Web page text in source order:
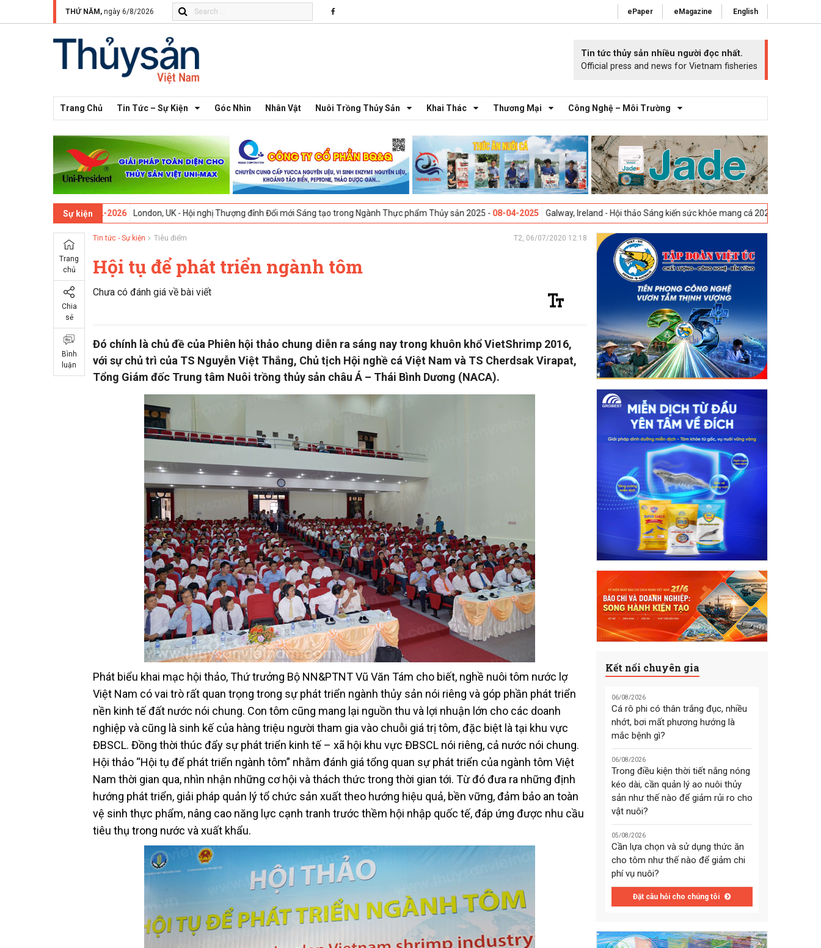
THỨ NĂM, ngày 6/8/2026 ePaper eMagazine English
Tin tức thủy sản nhiều người đọc nhất.
Official press and news for Vietnam fisheries
Trang Chủ Tin Tức – Sự Kiện Góc Nhìn Nhân Vật Nuôi Trồng Thủy Sản Khai Thác Thương Mại Công Nghệ – Môi Trường
Sự kiện
09-02-2026 London, UK - Hội nghị Thượng đỉnh Đổi mới Sáng tạo trong Ngành Thực phẩm Thủy sản 2025 -08-04-2025 Galway, Ireland - Hội thảo Sáng kiến sức khỏe mang cá 2025 -23-04-2025
Trang
chủ
Chia
sẻ
Bình
luận
Tin tức - Sự kiện Tiêu điểm T2, 06/07/2020 12:18
Hội tụ để phát triển ngành tôm
Chưa có đánh giá về bài viết
Đó chính là chủ đề của Phiên hội thảo chung diễn ra sáng nay trong khuôn khổ VietShrimp 2016,
với sự chủ trì của TS Nguyễn Việt Thắng, Chủ tịch Hội nghề cá Việt Nam và TS Cherdsak Virapat,
Tổng Giám đốc Trung tâm Nuôi trồng thủy sản châu Á – Thái Bình Dương (NACA).
Phát biểu khai mạc hội thảo, Thứ trưởng Bộ NN&PTNT Vũ Văn Tám cho biết, nghề nuôi tôm nước lợ
Việt Nam có vai trò rất quan trọng trong sự phát triển ngành thủy sản nói riêng và góp phần phát triển
nền kinh tế đất nước nói chung. Con tôm cũng mang lại nguồn thu và lợi nhuận lớn cho các doanh
nghiệp và cũng là sinh kế của hàng triệu người tham gia vào chuỗi giá trị tôm, đặc biệt là tại khu vực
ĐBSCL. Đồng thời thúc đẩy sự phát triển kinh tế – xã hội khu vực ĐBSCL nói riêng, cả nước nói chung.
Hội thảo “Hội tụ để phát triển ngành tôm” nhằm đánh giá tổng quan sự phát triển của ngành tôm Việt
Nam thời gian qua, nhìn nhận những cơ hội và thách thức trong thời gian tới. Từ đó đưa ra những định
hướng phát triển, giải pháp quản lý tổ chức sản xuất theo hướng hiệu quả, bền vững, đảm bảo an toàn
vệ sinh thực phẩm, nâng cao năng lực cạnh tranh trước thềm hội nhập quốc tế, đáp ứng được nhu cầu
tiêu thụ trong nước và xuất khẩu.
Kết nối chuyên gia
06/08/2026
Cá rô phi có thân trắng đục, nhiều
nhớt, bơi mất phương hướng là
mắc bệnh gì?
06/08/2026
Trong điều kiện thời tiết nắng nóng
kéo dài, cần quản lý ao nuôi thủy
sản như thế nào để giảm rủi ro cho
vật nuôi?
05/08/2026
Cần lựa chọn và sử dụng thức ăn
cho tôm như thế nào để giảm chi
phí vụ nuôi?
Đặt câu hỏi cho chúng tôi